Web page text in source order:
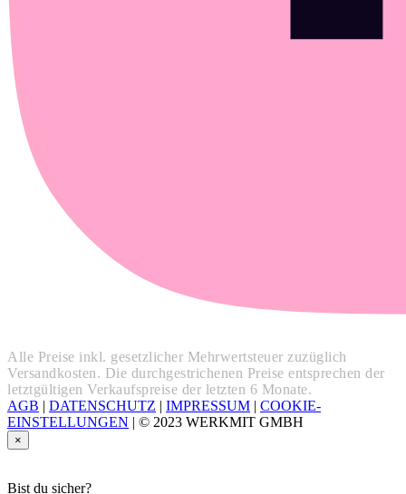
Alle Preise inkl. gesetzlicher Mehrwertsteuer zuzüglich
Versandkosten. Die durchgestrichenen Preise entsprechen der
letztgültigen Verkaufspreise der letzten 6 Monate.
AGB | DATENSCHUTZ | IMPRESSUM | COOKIE-
EINSTELLUNGEN | © 2023 WERKMIT GMBH
×
Bist du sicher?